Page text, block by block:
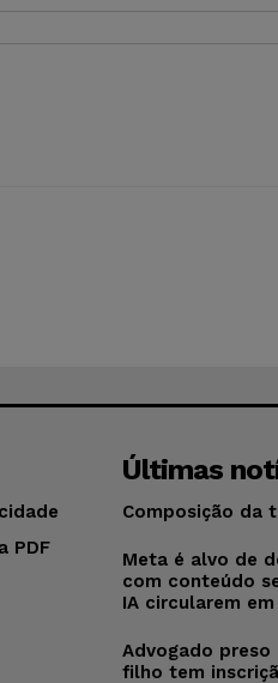
PDF
Últimas
Composição da
Meta é alvo de
com conteúdo
IA circularem
Advogado
filho tem